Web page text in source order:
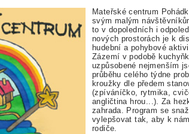
Mateřské centrum
svým malým
to v dopoledních i
nových prostorách je k
hudební a pohybové
Zázemí v podobě
uzpůsobené nejmenším
průběhu celého týdne
kroužky dle předem
(zpíváníčko, rytmika,
angličtina hrou...). Za
zahrada. Program se
vylepšovat tak, aby k
rodiče.